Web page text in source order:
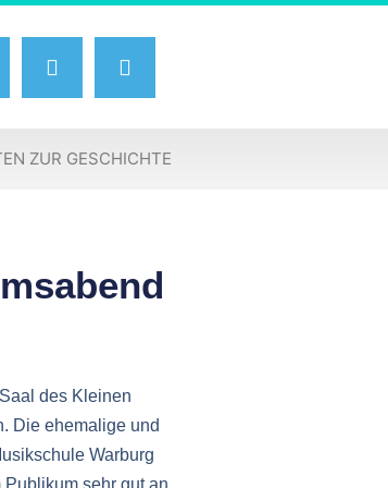
ZUR GESCHICHTE
des Kleinen
Die ehemalige und
Warburg